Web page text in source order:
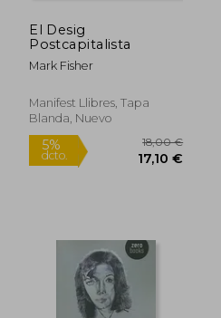
El Desig
Postcapitalista
Mark Fisher
Manifest Llibres, Tapa
Blanda, Nuevo